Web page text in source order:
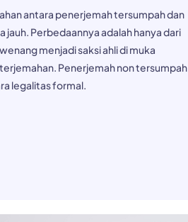
antara penerjemah tersumpahdan
Perbedaannya adalah hanya dari
menjadi saksi ahli di muka
Penerjemah non tersumpah
legalitas formal.